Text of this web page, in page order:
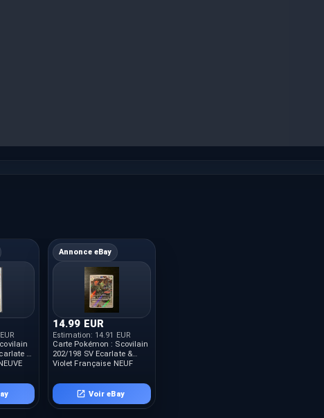
&
Annonce eBay
14.99 EUR
Estimation: 14.91 EUR
Carte Pokémon : Scovilain
202/198 SV Ecarlate &
Violet Française NEUF
Voir eBay